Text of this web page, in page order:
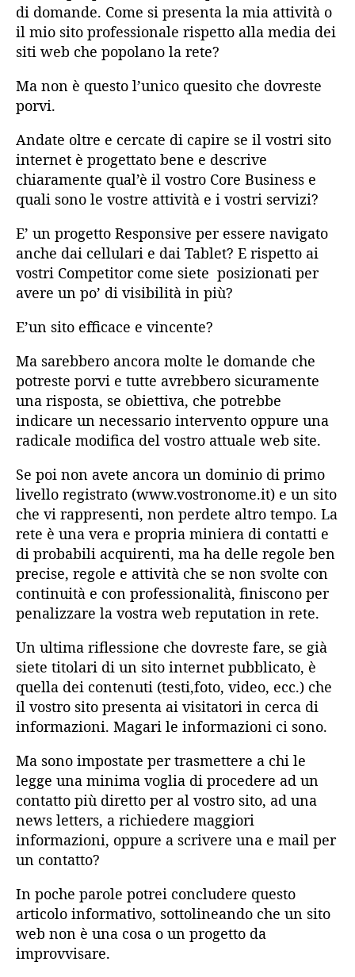
di domande. Come si presenta la mia attività o
il mio sito professionale rispetto alla media dei
siti web che popolano la rete?
Ma non è questo l’unico quesito che dovreste
porvi.
Andate oltre e cercate di capire se il vostri sito
internet è progettato bene e descrive
chiaramente qual’è il vostro Core Business e
quali sono le vostre attività e i vostri servizi?
E’ un progetto Responsive per essere navigato
anche dai cellulari e dai Tablet? E rispetto ai
vostri Competitor come siete posizionati per
avere un po’ di visibilità in più?
E’un sito efficace e vincente?
Ma sarebbero ancora molte le domande che
potreste porvi e tutte avrebbero sicuramente
una risposta, se obiettiva, che potrebbe
indicare un necessario intervento oppure una
radicale modifica del vostro attuale web site.
Se poi non avete ancora un dominio di primo
livello registrato (www.vostronome.it) e un sito
che vi rappresenti, non perdete altro tempo. La
rete è una vera e propria miniera di contatti e
di probabili acquirenti, ma ha delle regole ben
precise, regole e attività che se non svolte con
continuità e con professionalità, finiscono per
penalizzare la vostra web reputation in rete.
Un ultima riflessione che dovreste fare, se già
siete titolari di un sito internet pubblicato, è
quella dei contenuti (testi,foto, video, ecc.) che
il vostro sito presenta ai visitatori in cerca di
informazioni. Magari le informazioni ci sono.
Ma sono impostate per trasmettere a chi le
legge una minima voglia di procedere ad un
contatto più diretto per al vostro sito, ad una
news letters, a richiedere maggiori
informazioni, oppure a scrivere una e mail per
un contatto?
In poche parole potrei concludere questo
articolo informativo, sottolineando che un sito
web non è una cosa o un progetto da
improvvisare.